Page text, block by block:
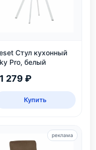
Стул кухонный
Pro, белый
279 ₽
Купить
реклама